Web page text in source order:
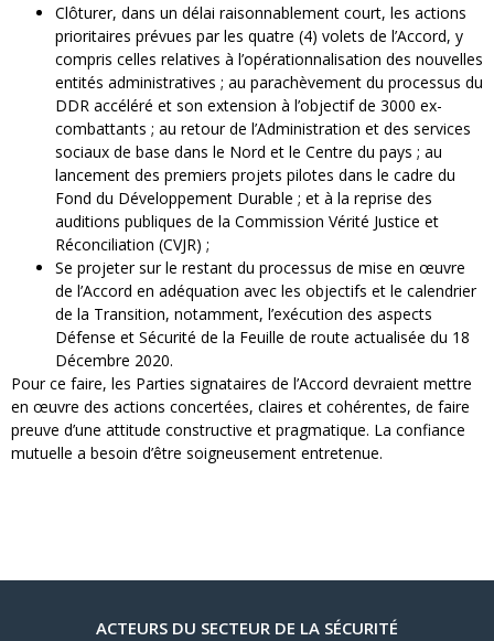
Clôturer, dans un délai raisonnablement court, les actions
prioritaires prévues par les quatre (4) volets de l’Accord, y
compris celles relatives à l’opérationnalisation des nouvelles
entités administratives ; au parachèvement du processus du
DDR accéléré et son extension à l’objectif de 3000 ex-
combattants ; au retour de l’Administration et des services
sociaux de base dans le Nord et le Centre du pays ; au
lancement des premiers projets pilotes dans le cadre du
Fond du Développement Durable ; et à la reprise des
auditions publiques de la Commission Vérité Justice et
Réconciliation (CVJR) ;
Se projeter sur le restant du processus de mise en œuvre
de l’Accord en adéquation avec les objectifs et le calendrier
de la Transition, notamment, l’exécution des aspects
Défense et Sécurité de la Feuille de route actualisée du 18
Décembre 2020.
Pour ce faire, les Parties signataires de l’Accord devraient mettre
en œuvre des actions concertées, claires et cohérentes, de faire
preuve d’une attitude constructive et pragmatique. La confiance
mutuelle a besoin d’être soigneusement entretenue.
ACTEURS DU SECTEUR DE LA SÉCURITÉ